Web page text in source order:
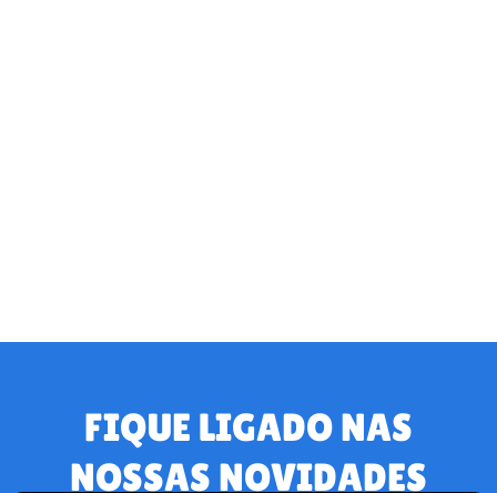
FIQUE LIGADO NAS
NOSSAS NOVIDADES